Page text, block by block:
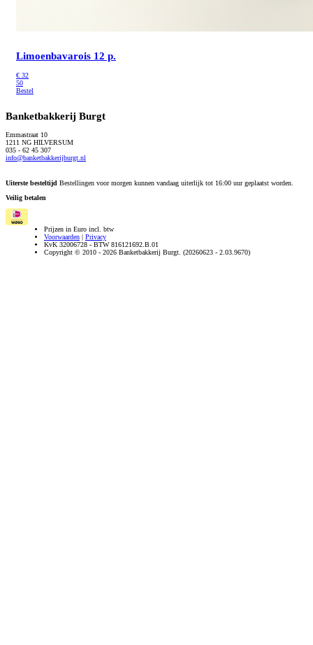
Limoenbavarois 12 p.
€ 32
50
Bestel
Banketbakkerij Burgt
Emmastraat 10
1211 NG HILVERSUM
035 - 62 45 307
info@banketbakkerijburgt.nl
Uiterste besteltijd Bestellingen voor morgen kunnen vandaag uiterlijk tot 16:00 uur geplaatst worden.
Veilig betalen
Prijzen in Euro incl. btw
Voorwaarden
Privacy
KvK 32006728 - BTW 816121692.B.01
Copyright © 2010 - 2026 Banketbakkerij Burgt. (20260623 - 2.03.9670)